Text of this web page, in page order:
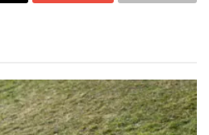
Ceikinių lauko estrada, Ignalinos